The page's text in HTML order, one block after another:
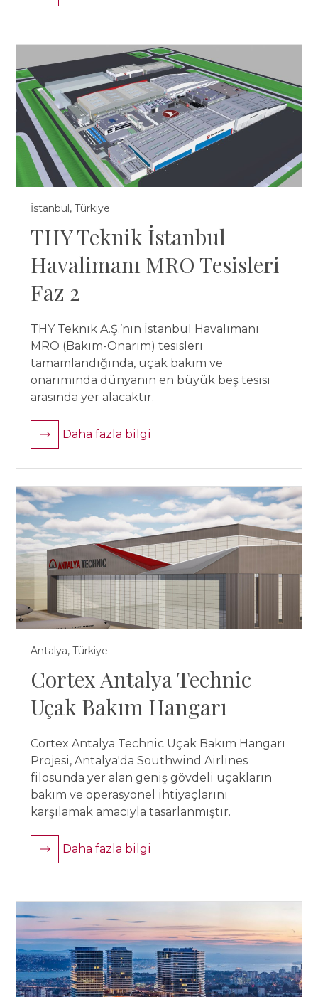
İstanbul, Türkiye
THY Teknik İstanbul
Havalimanı MRO Tesisleri
Faz 2
THY Teknik A.Ş.’nin İstanbul Havalimanı
MRO (Bakım-Onarım) tesisleri
tamamlandığında, uçak bakım ve
onarımında dünyanın en büyük beş tesisi
arasında yer alacaktır.
Daha fazla bilgi
Antalya, Türkiye
Cortex Antalya Technic
Uçak Bakım Hangarı
Cortex Antalya Technic Uçak Bakım Hangarı
Projesi, Antalya'da Southwind Airlines
filosunda yer alan geniş gövdeli uçakların
bakım ve operasyonel ihtiyaçlarını
karşılamak amacıyla tasarlanmıştır.
Daha fazla bilgi